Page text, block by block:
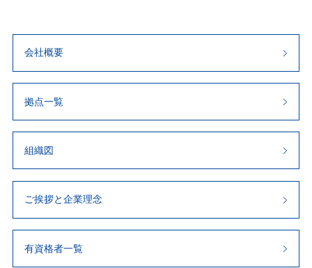
会社概要
拠点一覧
組織図
ご挨拶と企業理念
有資格者一覧